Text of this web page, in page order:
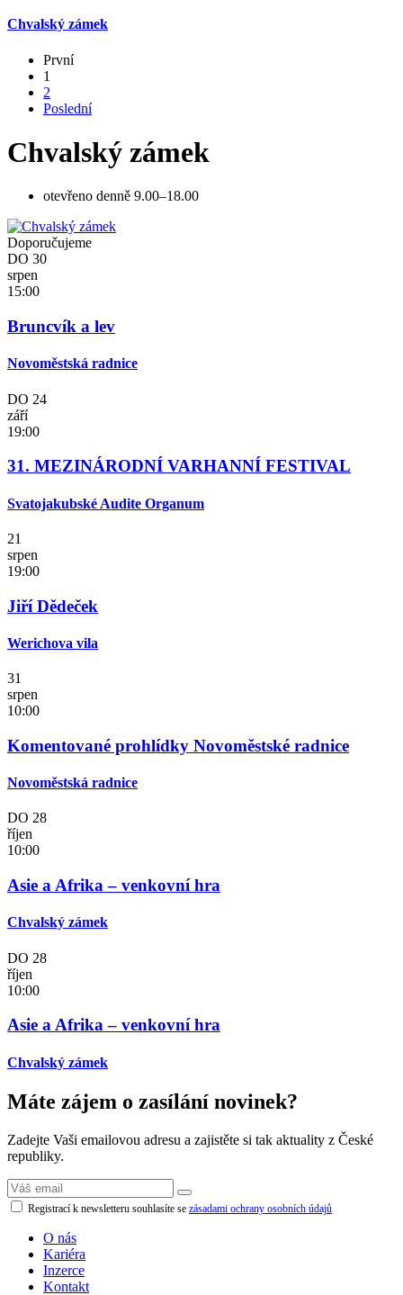
Chvalský zámek
První
1
2
Poslední
Chvalský zámek
otevřeno denně 9.00–18.00
Doporučujeme
DO 30
srpen
15:00
Bruncvík a lev
Novoměstská radnice
DO 24
září
19:00
31. MEZINÁRODNÍ VARHANNÍ FESTIVAL
Svatojakubské Audite Organum
21
srpen
19:00
Jiří Dědeček
Werichova vila
31
srpen
10:00
Komentované prohlídky Novoměstské radnice
Novoměstská radnice
DO 28
říjen
10:00
Asie a Afrika – venkovní hra
Chvalský zámek
DO 28
říjen
10:00
Asie a Afrika – venkovní hra
Chvalský zámek
Máte zájem o zasílání novinek?
Zadejte Vaši emailovou adresu a zajistěte si tak aktuality z České
republiky.
Registrací k newsletteru souhlasíte se zásadami ochrany osobních údajů
O nás
Kariéra
Inzerce
Kontakt